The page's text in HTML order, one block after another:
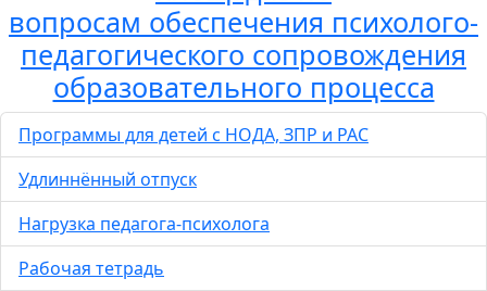
вопросам обеспечения психолого-
педагогического сопровождения
образовательного процесса
Программы для детей с НОДА, ЗПР и РАС
Удлиннённый отпуск
Нагрузка педагога-психолога
Рабочая тетрадь